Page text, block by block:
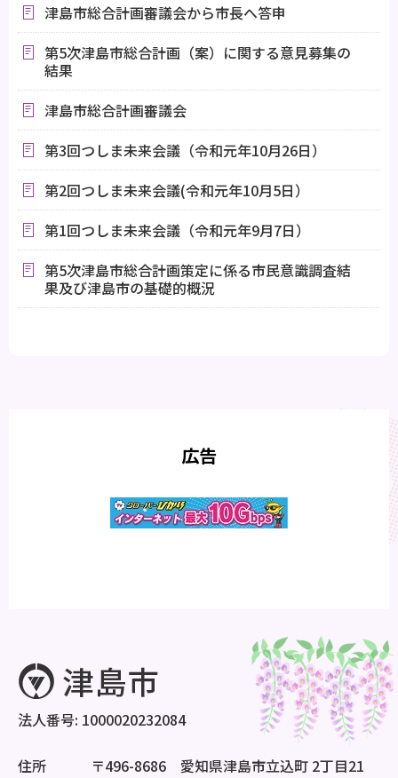
津島市総合計画審議会から市長へ答申
第5次津島市総合計画（案）に関する意見募集の
結果
津島市総合計画審議会
第3回つしま未来会議（令和元年10月26日）
第2回つしま未来会議(令和元年10月5日）
第1回つしま未来会議（令和元年9月7日）
第5次津島市総合計画策定に係る市民意識調査結
果及び津島市の基礎的概況
広告
法人番号: 1000020232084
住所 〒496-8686 愛知県津島市立込町 2丁目21